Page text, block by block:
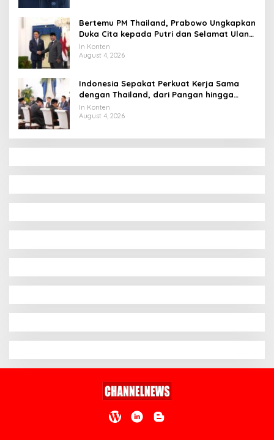
Bertemu PM Thailand, Prabowo Ungkapkan
Duka Cita kepada Putri dan Selamat Ulang
Tahun ke Raja Thailand
In Konten
August 4, 2026
Indonesia Sepakat Perkuat Kerja Sama
dengan Thailand, dari Pangan hingga
Ekonomi Digital
In Konten
August 4, 2026